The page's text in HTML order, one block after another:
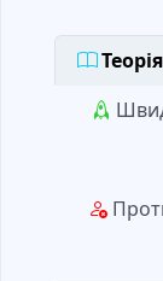
Теорія